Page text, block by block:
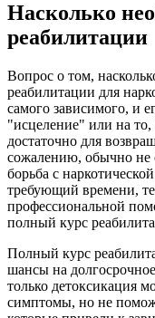
Насколько
реабилитации
Вопрос о том,
реабилитации для
самого зависимого, и
"исцеление" или на то,
достаточно для
сожалению, обычно не
борьба с
требующий времени,
профессиональной
полный курс
Полный курс
шансы на
только детоксикация
симптомы, но не